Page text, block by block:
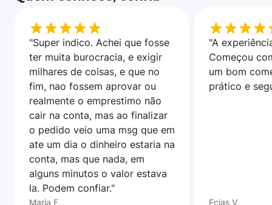
"Super indico. Achei que fosse
ter muita burocracia, e exigir
milhares de coisas, e que no
fim, nao fossem aprovar ou
realmente o emprestimo não
cair na conta, mas ao finalizar
o pedido veio uma msg que em
ate um dia o dinheiro estaria na
conta, mas que nada, em
alguns minutos o valor estava
la. Podem confiar."
Maria F.
"A
Começou
um bom
prático e
Ecias V.